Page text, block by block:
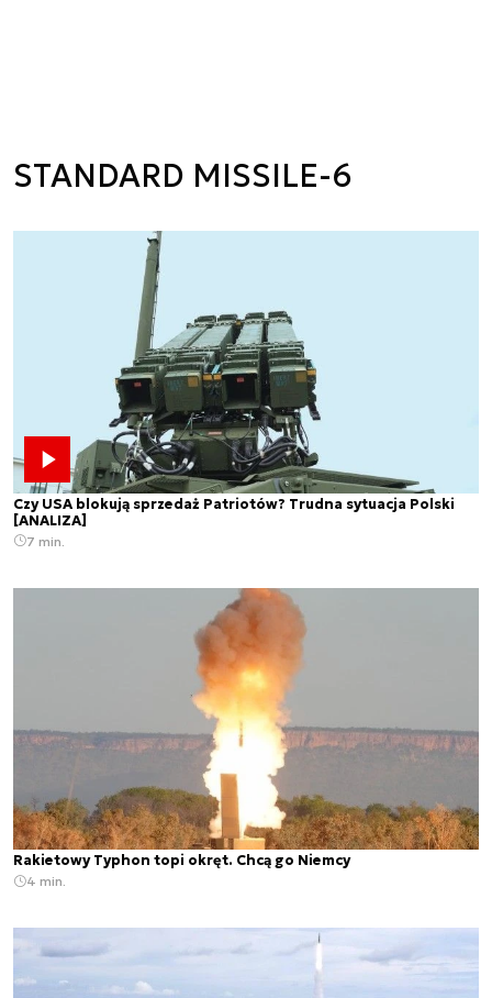
STANDARD MISSILE-6
Czy USA blokują sprzedaż Patriotów? Trudna sytuacja Polski
[ANALIZA]
7 min.
Rakietowy Typhon topi okręt. Chcą go Niemcy
4 min.